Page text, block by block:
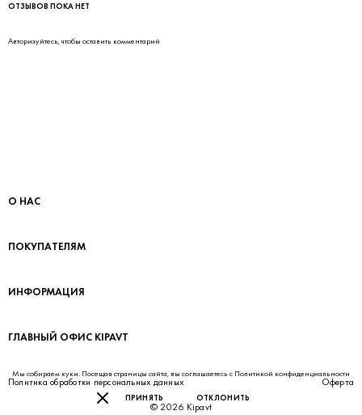
ОТЗЫВОВ ПОКА НЕТ
Авторизуйтесь, чтобы оставить комментарий
О НАС
ПОКУПАТЕЛЯМ
ИНФОРМАЦИЯ
ГЛАВНЫЙ ОФИС KIPAVT
Политика обработки персональных данных
Оферта
© 2026 Kipavt
Мы собираем куки. Посещая страницы сайта, вы соглашаетесь с Политикой конфиденциальности
ПРИНЯТЬ ОТКЛОНИТЬ